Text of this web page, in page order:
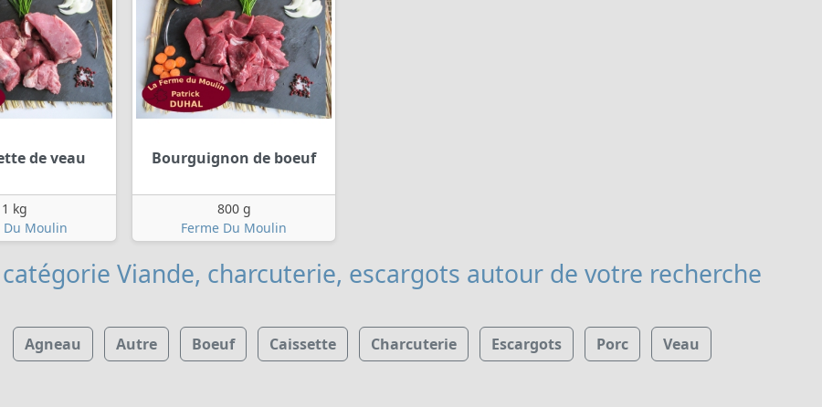
de veau
1 kg
Du Moulin
Bourguignon de boeuf
800 g
Ferme Du Moulin
Viande, charcuterie, escargots autour de votre recherche
Agneau Autre Boeuf Caissette Charcuterie Escargots Porc Veau